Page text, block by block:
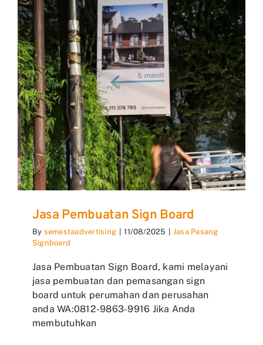
Jasa Pembuatan Sign Board
By semestaadvertising 11/08/2025
Jasa Pasang
Signboard
Jasa Pembuatan Sign Board, kami melayani
jasa pembuatan dan pemasangan sign
board untuk perumahan dan perusahan
anda WA:0812-9863-9916 Jika Anda
membutuhkan